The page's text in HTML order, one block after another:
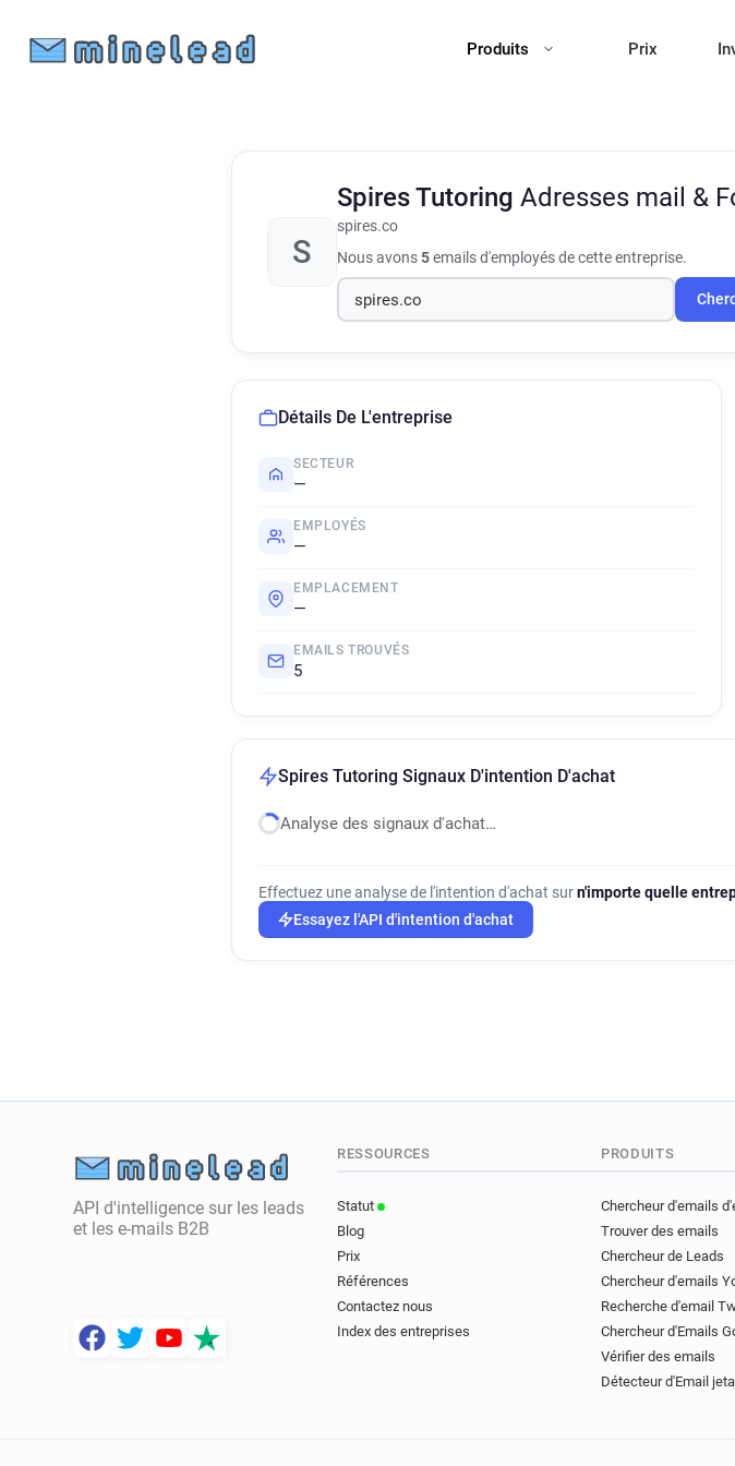
Produits Prix
S
Spires Tutoring Adresses mail &
spires.co
Nous avons5emails d'employés de cette entreprise.
Détails De L'entreprise
SECTEUR
—
EMPLOYÉS
—
EMPLACEMENT
—
EMAILS TROUVÉS
5
Spires Tutoring Signaux D'intention D'achat
Analyse des signaux d'achat…
Effectuez une analyse de l'intention d'achat surn'importe quelle
Essayez l'API d'intention d'achat
API d'intelligence sur les leads
et les e-mails B2B
RESSOURCES
Statut
Blog
Prix
Références
Contactez nous
Index des entreprises
PRODUITS
Chercheur d'emails
Trouver des emails
Chercheur de Leads
Chercheur d'emails
Recherche d'email
Chercheur d'Emails
Vérifier des emails
Détecteur d'Email